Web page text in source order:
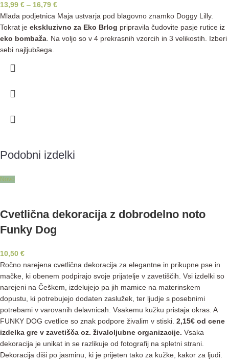
13,99 € – 16,79 €
Mlada podjetnica Maja ustvarja pod blagovno znamko Doggy Lilly.
Tokrat je ekskluzivno za Eko Brlog pripravila čudovite pasje rutice iz
eko bombaža. Na voljo so v 4 prekrasnih vzorcih in 3 velikostih. Izberi
sebi najljubšega.
Podobni izdelki
Novo
Cvetlična dekoracija z dobrodelno noto
Funky Dog
10,50 €
Ročno narejena cvetlična dekoracija za elegantne in prikupne pse in
mačke, ki obenem podpirajo svoje prijatelje v zavetiščih. Vsi izdelki so
narejeni na Češkem, izdelujejo pa jih mamice na materinskem
dopustu, ki potrebujejo dodaten zaslužek, ter ljudje s posebnimi
potrebami v varovanih delavnicah. Vsakemu kužku pristaja okras. A
FUNKY DOG cvetlice so znak podpore živalim v stiski. 2,15€ od cene
izdelka gre v zavetišča oz. živaloljubne organizacije. Vsaka
dekoracija je unikat in se razlikuje od fotografij na spletni strani.
Dekoracija diši po jasminu, ki je prijeten tako za kužke, kakor za ljudi.